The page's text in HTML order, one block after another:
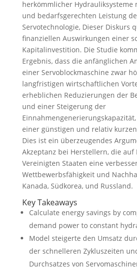
herkömmlicher Hydrauliksysteme
und bedarfsgerechten Leistung
Servotechnologie, Dieser Diskurs
finanziellen Auswirkungen einer
Kapitalinvestition. Die Studie
Ergebnis, dass die anfänglichen
einer Servoblockmaschine zwar
langfristigen wirtschaftlichen
erheblichen Reduzierungen der
und einer Steigerung der
einer günstigen und relativ
Dies ist ein überzeugendes
Akzeptanz bei Herstellern, die auf
Vereinigten Staaten eine
Wettbewerbsfähigkeit und
Kanada, Südkorea, und Russland.
Key Takeaways
Calculate energy savings by
demand power to constant
Model steigerte den Umsatz
der schnelleren Zykluszeiten
Durchsatzes von